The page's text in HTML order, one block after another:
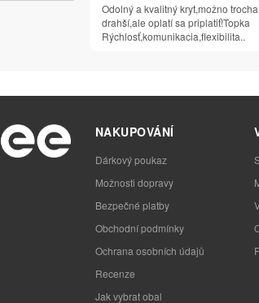
Odolný a kvalitný kryt,možno trocha
drahší,ale oplatí sa priplatiť!Topka
Rýchlosť,komunikacia,flexibilita..
NAKUPOVÁNÍ
Dárkový poukaz
Možnosti dopravy
Bezpečné platby
Obchodní podmínky
Ochrana osobních údajů
Recenze
Jak vybrat obal